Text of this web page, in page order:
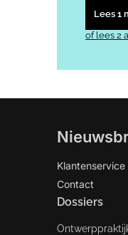
Lees 1
of lees 2
Klantenservice
Contact
Dossiers